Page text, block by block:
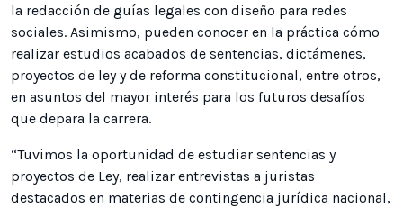
la redacción de guías legales con diseño para redes
sociales. Asimismo, pueden conocer en la práctica cómo
realizar estudios acabados de sentencias, dictámenes,
proyectos de ley y de reforma constitucional, entre otros,
en asuntos del mayor interés para los futuros desafíos
que depara la carrera.
“Tuvimos la oportunidad de estudiar sentencias y
proyectos de Ley, realizar entrevistas a juristas
destacados en materias de contingencia jurídica nacional,